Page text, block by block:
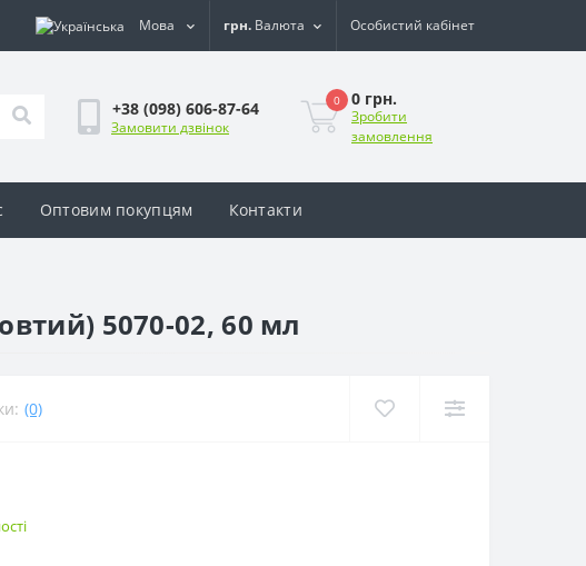
Мова грн. Валюта Особистий кабінет
+38 (098) 606-87-64
Замовити дзвінок
0 0 грн.
Зробити
замовлення
Оптовим покупцям Контакти
5070-02, 60 мл
(0)